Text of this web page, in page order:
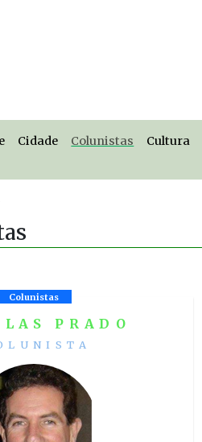
Cidade Colunistas Cultura
Colunistas
PRADO